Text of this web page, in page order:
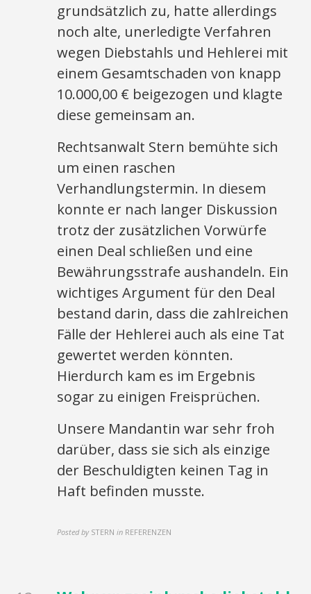
grundsätzlich zu, hatte allerdings
noch alte, unerledigte Verfahren
wegen Diebstahls und Hehlerei mit
einem Gesamtschaden von knapp
10.000,00 € beigezogen und klagte
diese gemeinsam an.
Rechtsanwalt Stern bemühte sich
um einen raschen
Verhandlungstermin. In diesem
konnte er nach langer Diskussion
trotz der zusätzlichen Vorwürfe
einen Deal schließen und eine
Bewährungsstrafe aushandeln. Ein
wichtiges Argument für den Deal
bestand darin, dass die zahlreichen
Fälle der Hehlerei auch als eine Tat
gewertet werden könnten.
Hierdurch kam es im Ergebnis
sogar zu einigen Freisprüchen.
Unsere Mandantin war sehr froh
darüber, dass sie sich als einzige
der Beschuldigten keinen Tag in
Haft befinden musste.
Posted by STERN in REFERENZEN